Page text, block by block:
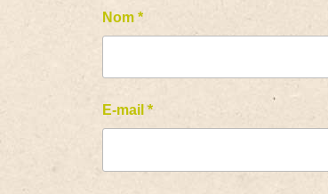
Nom*
E-mail*